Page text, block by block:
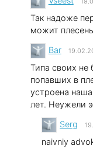
Так надоже
можит
Bar
Типа своих не
попавших в
устроена
лет. Неужели
Serg
naivniy